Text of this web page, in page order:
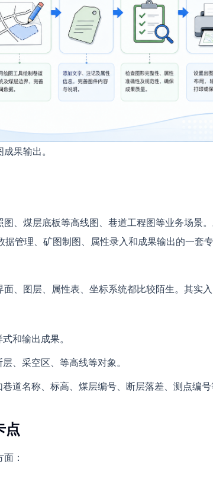
果输出。
、煤层底板等高线图、巷道工程图等业务场景
管理、矿图制图、属性录入和成果输出的一套
、图层、属性表、坐标系统都比较陌生。其实
和输出成果。
、采空区、等高线等对象。
道名称、标高、煤层编号、断层落差、测点编号
点
：